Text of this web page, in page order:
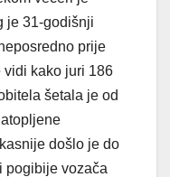
je 31-godišnji
prije
vidi kako juri 186
šetala je od
došlo je do
pogibije vozača